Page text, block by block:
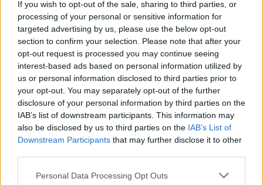
If you wish to opt-out of the sale, sharing to third parties, or
processing of your personal or sensitive information for
targeted advertising by us, please use the below opt-out
section to confirm your selection. Please note that after your
opt-out request is processed you may continue seeing
interest-based ads based on personal information utilized by
us or personal information disclosed to third parties prior to
your opt-out. You may separately opt-out of the further
disclosure of your personal information by third parties on the
IAB’s list of downstream participants. This information may
also be disclosed by us to third parties on the IAB’s List of
Downstream Participants that may further disclose it to other
Personal Data Processing Opt Outs
For informasjon om klageadgang, se:
www.presse.no
Fjell-Ljom har ikke ansvar for innhold på
eksterne nettsider som det lenkes til.
Det er ikke tillatt å kopiere fra siden eller
legge ut skjermdump av artikler.
Avisa er medlem i Landslaget for